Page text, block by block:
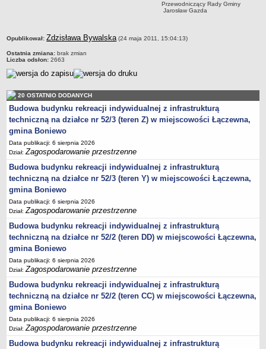
AKTUALNOŚCI GMINY BONIEWO
FINANSE GMINY
sprawozdania z wykonania budżetu
Plan postępowań na 2026 rok
Plan postępowań o udzielenie zamówień na rok 2025
Plan postępowań na rok 2024
Plan postępowań o udzielenie zamówień na rok 2023
Plan postępowań o udzielenie zamówień na rok 2022
Plan postępowań w 2021 roku
Plan postępowań o udzielenie zamówień w 2020 roku
Plan postępowań o udzielenie zamówień na 2019
Plan postępowań o udzielenie zamówień w 2018 roku
Plan postępowań o udzielenie zamówień w 2017 roku
Dług publiczny, Pomoc publiczna
Realizacja inwestycji
przetargi
elektronizacja zamówień publicznych
zamówienia do 170 000 PLN
Przewodniczący Rady Gminy
Jarosław Gazda
Opublikował: Zdzisława Bywalska (24 maja 2011, 15:04:13)
Ostatnia zmiana: brak zmian
Liczba odsłon: 2663
20 OSTATNIO DODANYCH
Budowa budynku rekreacji indywidualnej z infrastrukturą
techniczną na działce nr 52/3 (teren Z) w miejscowości Łączewna,
gmina Boniewo
Data publikacji: 6 sierpnia 2026
Dział:Zagospodarowanie przestrzenne
Budowa budynku rekreacji indywidualnej z infrastrukturą
techniczną na działce nr 52/3 (teren Y) w miejscowości Łączewna,
gmina Boniewo
Data publikacji: 6 sierpnia 2026
Dział:Zagospodarowanie przestrzenne
Budowa budynku rekreacji indywidualnej z infrastrukturą
techniczną na działce nr 52/2 (teren DD) w miejscowości Łączewna,
gmina Boniewo
Data publikacji: 6 sierpnia 2026
Dział:Zagospodarowanie przestrzenne
Budowa budynku rekreacji indywidualnej z infrastrukturą
techniczną na działce nr 52/2 (teren CC) w miejscowości Łączewna,
gmina Boniewo
Data publikacji: 6 sierpnia 2026
Dział:Zagospodarowanie przestrzenne
Budowa budynku rekreacji indywidualnej z infrastrukturą